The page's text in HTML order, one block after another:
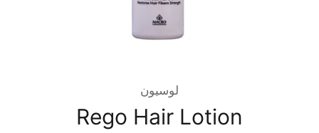
لوسيون
Rego Hair Lotion